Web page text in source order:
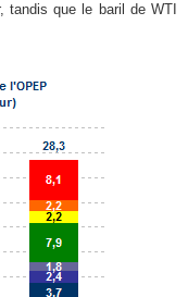
tandis que le baril de WTI